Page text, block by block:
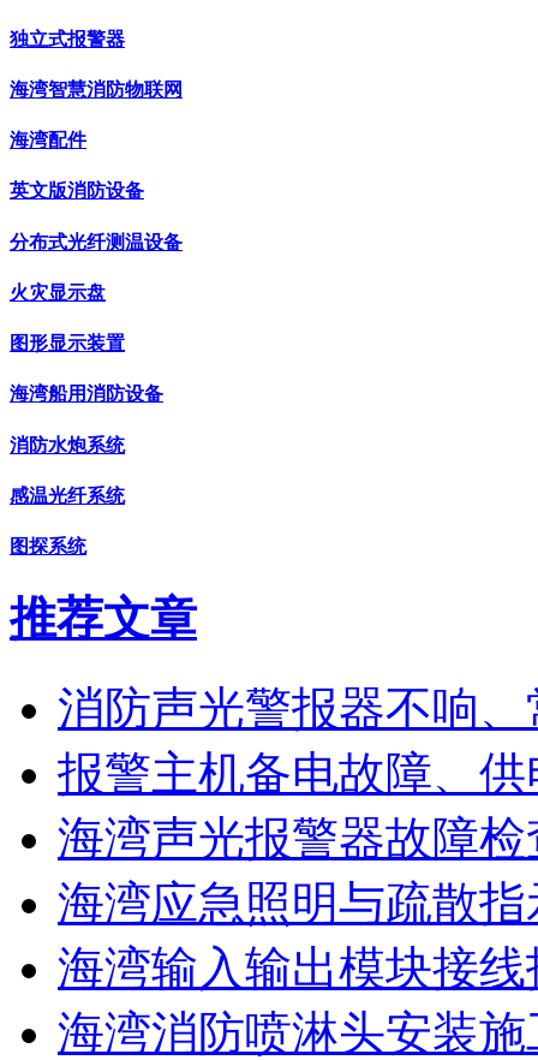
独立式报警器
海湾智慧消防物联网
海湾配件
英文版消防设备
分布式光纤测温设备
火灾显示盘
图形显示装置
海湾船用消防设备
消防水炮系统
感温光纤系统
图探系统
推荐文章
消防声光警报器不响
报警主机备电故障、
海湾声光报警器故障
海湾应急照明与疏散
海湾输入输出模块接
海湾消防喷淋头安装